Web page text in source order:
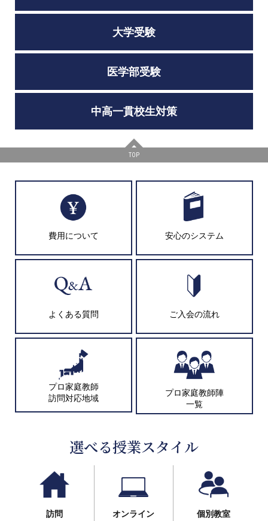
大学受験
医学部受験
中高一貫校生対策
TOP
費用について 安心のシステム
よくある質問 ご入会の流れ
プロ家庭教師
訪問対応地域
プロ家庭教師陣
一覧
選べる授業スタイル
訪問 オンライン 個別教室